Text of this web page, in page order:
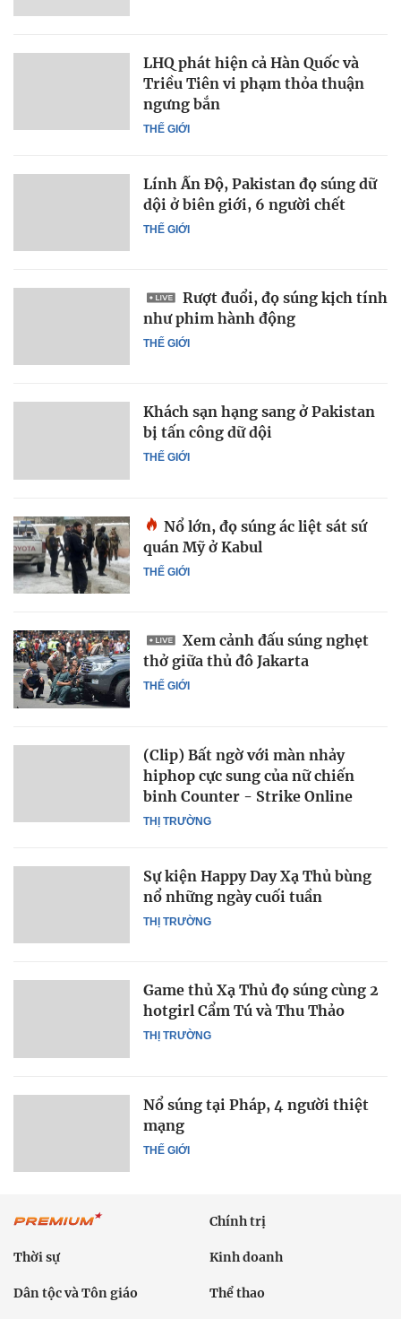
THẾ GIỚI
LHQ phát hiện cả Hàn Quốc và
Triều Tiên vi phạm thỏa thuận
ngưng bắn
THẾ GIỚI
Lính Ấn Độ, Pakistan đọ súng dữ
dội ở biên giới, 6 người chết
THẾ GIỚI
Rượt đuổi, đọ súng kịch tính
như phim hành động
THẾ GIỚI
Khách sạn hạng sang ở Pakistan
bị tấn công dữ dội
THẾ GIỚI
Nổ lớn, đọ súng ác liệt sát sứ
quán Mỹ ở Kabul
THẾ GIỚI
Xem cảnh đấu súng nghẹt
thở giữa thủ đô Jakarta
THỊ TRƯỜNG
(Clip) Bất ngờ với màn nhảy
hiphop cực sung của nữ chiến
binh Counter - Strike Online
THỊ TRƯỜNG
Sự kiện Happy Day Xạ Thủ bùng
nổ những ngày cuối tuần
THỊ TRƯỜNG
Game thủ Xạ Thủ đọ súng cùng 2
hotgirl Cẩm Tú và Thu Thảo
THẾ GIỚI
Nổ súng tại Pháp, 4 người thiệt
mạng
Chính trị
Thời sự Kinh doanh
Dân tộc và Tôn giáo Thể thao